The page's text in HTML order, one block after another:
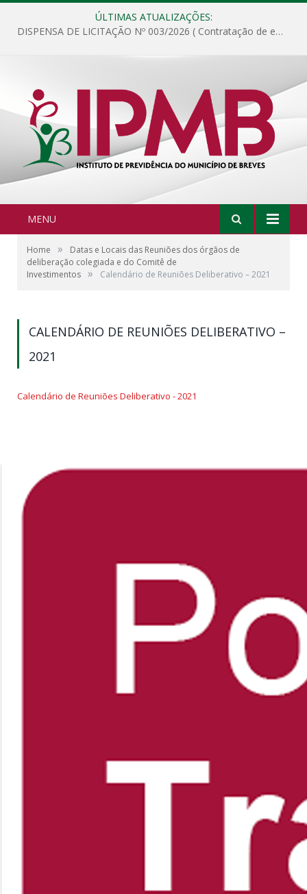
ÚLTIMAS ATUALIZAÇÕES:
DISPENSA DE LICITAÇÃO Nº 003/2026 ( Contratação de empresa para fornecimento de gêneros alimentícios não perecíveis, materiais de expediente, descartáveis, copa e cozinha, para análise e posterior publicação.)
MENU
Home »
Datas e Locais das Reuniões dos órgãos de
deliberação colegiada e do Comitê de
Investimentos » Calendário de Reuniões Deliberativo – 2021
CALENDÁRIO DE REUNIÕES DELIBERATIVO –
2021
Calendário de Reuniões Deliberativo - 2021